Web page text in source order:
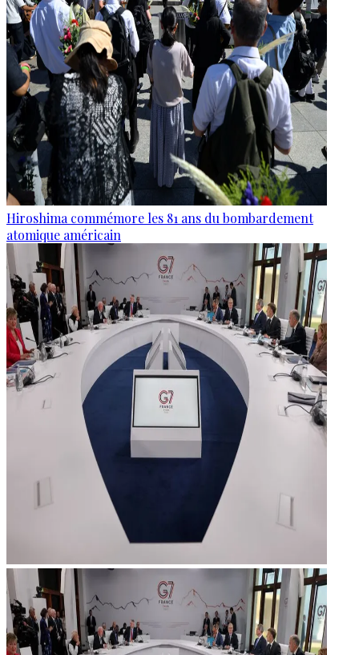
Hiroshima commémore les 81 ans du bombardement
atomique américain